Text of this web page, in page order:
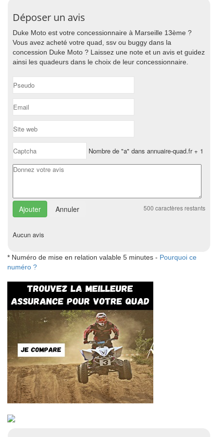
Déposer un avis
Duke Moto est votre concessionnaire à Marseille 13ème ?
Vous avez acheté votre quad, ssv ou buggy dans la
concession Duke Moto ? Laissez une note et un avis et guidez
ainsi les quadeurs dans le choix de leur concessionnaire.
Nombre de "a" dans annuaire-quad.fr + 1
Annuler 500 caractères restants
Aucun avis
* Numéro de mise en relation valable 5 minutes - Pourquoi ce
numéro ?